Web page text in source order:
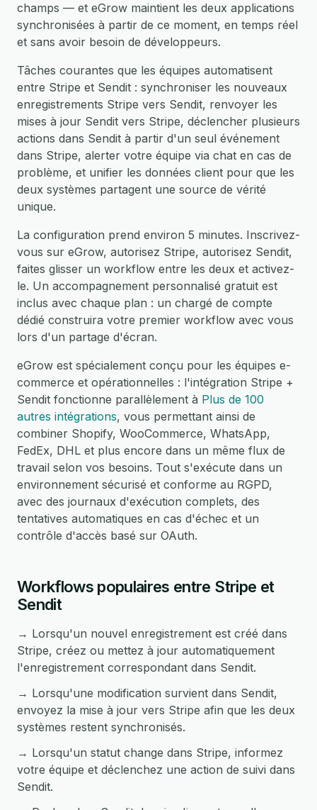
champs — et eGrow maintient les deux applications
synchronisées à partir de ce moment, en temps réel
et sans avoir besoin de développeurs.
Tâches courantes que les équipes automatisent
entre Stripe et Sendit : synchroniser les nouveaux
enregistrements Stripe vers Sendit, renvoyer les
mises à jour Sendit vers Stripe, déclencher plusieurs
actions dans Sendit à partir d'un seul événement
dans Stripe, alerter votre équipe via chat en cas de
problème, et unifier les données client pour que les
deux systèmes partagent une source de vérité
unique.
La configuration prend environ 5 minutes. Inscrivez-
vous sur eGrow, autorisez Stripe, autorisez Sendit,
faites glisser un workflow entre les deux et activez-
le. Un accompagnement personnalisé gratuit est
inclus avec chaque plan : un chargé de compte
dédié construira votre premier workflow avec vous
lors d'un partage d'écran.
eGrow est spécialement conçu pour les équipes e-
commerce et opérationnelles : l'intégration Stripe +
Sendit fonctionne parallèlement à Plus de 100
autres intégrations, vous permettant ainsi de
combiner Shopify, WooCommerce, WhatsApp,
FedEx, DHL et plus encore dans un même flux de
travail selon vos besoins. Tout s'exécute dans un
environnement sécurisé et conforme au RGPD,
avec des journaux d'exécution complets, des
tentatives automatiques en cas d'échec et un
contrôle d'accès basé sur OAuth.
Workflows populaires entre Stripe et
Sendit
→ Lorsqu'un nouvel enregistrement est créé dans
Stripe, créez ou mettez à jour automatiquement
l'enregistrement correspondant dans Sendit.
→ Lorsqu'une modification survient dans Sendit,
envoyez la mise à jour vers Stripe afin que les deux
systèmes restent synchronisés.
→ Lorsqu'un statut change dans Stripe, informez
votre équipe et déclenchez une action de suivi dans
Sendit.